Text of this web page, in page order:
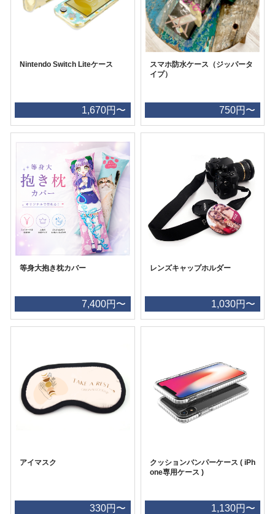
Nintendo Switch Liteケース
1,670円〜
スマホ防水ケース（ジッパータ
イプ）
750円〜
等身大抱き枕カバー
7,400円〜
レンズキャップホルダー
1,030円〜
アイマスク
330円〜
クッションバンパーケース ( iPh
one専用ケース )
1,130円〜